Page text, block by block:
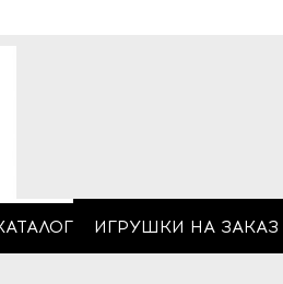
ИГРУШКИ НА ЗАКАЗ